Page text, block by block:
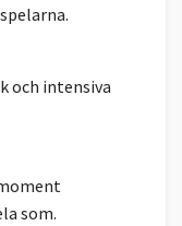
och intensiva
som.